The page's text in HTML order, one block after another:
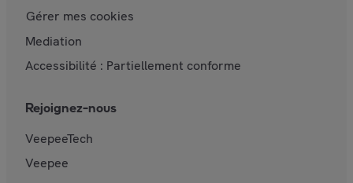
Gérer mes cookies
Mediation
Accessibilité : Partiellement conforme
Rejoignez-nous
VeepeeTech
Veepee